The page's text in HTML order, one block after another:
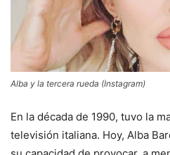
Alba y la tercera rueda (Instagram)
En la década de 1990, tuvo la
televisión italiana. Hoy, Alba